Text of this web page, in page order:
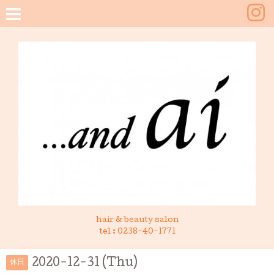
hair & beauty salon
tel : 0238-40-1771
休日 2020-12-31 (Thu)